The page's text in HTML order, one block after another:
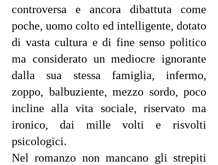
controversa e ancora dibattuta come
poche, uomo colto ed intelligente, dotato
di vasta cultura e di fine senso politico
ma considerato un mediocre ignorante
dalla sua stessa famiglia, infermo,
zoppo, balbuziente, mezzo sordo, poco
incline alla vita sociale, riservato ma
ironico, dai mille volti e risvolti
psicologici.
Nel romanzo non mancano gli strepiti